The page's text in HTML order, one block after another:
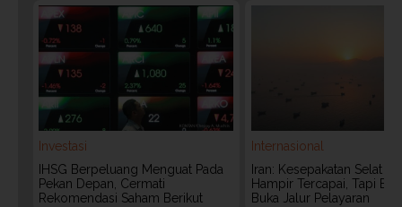
Investasi
IHSG Berpeluang Menguat Pada
Pekan Depan, Cermati
Rekomendasi Saham Berikut
Internasional
Iran: Kesepakatan Selat
Hampir Tercapai, Tapi
Buka Jalur Pelayaran